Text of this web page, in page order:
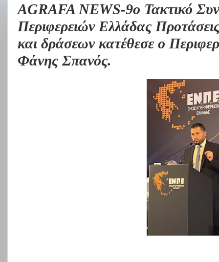
AGRAFA NEWS-9ο Τακτικό
Περιφερειών Ελλάδας
και δράσεων κατέθεσε ο
Φάνης Σπανός.